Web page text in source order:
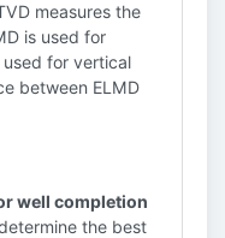
measures the
is used for
used for vertical
between ELMD
well completion
the best